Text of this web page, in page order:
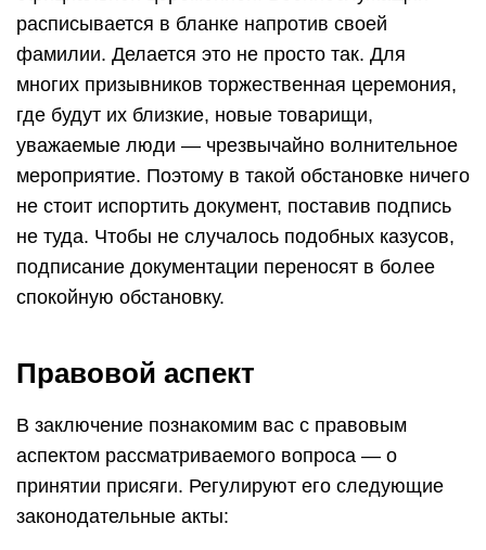
расписывается в бланке напротив своей
фамилии. Делается это не просто так. Для
многих призывников торжественная церемония,
где будут их близкие, новые товарищи,
уважаемые люди — чрезвычайно волнительное
мероприятие. Поэтому в такой обстановке ничего
не стоит испортить документ, поставив подпись
не туда. Чтобы не случалось подобных казусов,
подписание документации переносят в более
спокойную обстановку.
Правовой аспект
В заключение познакомим вас с правовым
аспектом рассматриваемого вопроса — о
принятии присяги. Регулируют его следующие
законодательные акты: